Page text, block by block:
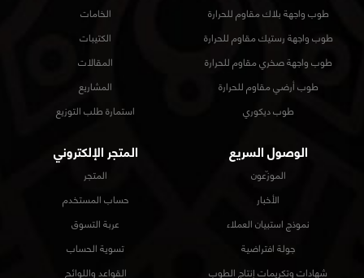
طوب واجهة بلاك مقاوم للحرارة
طوب واجهة رستيك مقاوم للحرارة
طوب واجهة صخري مقاوم للحرارة
طوب أرضي مقاوم للحرارة
طوب ديكوري
الخامات
الكتيبات
المقالات
المشاريع
استمارة طلب التوزيع
الوصول السريع
الموزّعون
الأخبار
نموذج استبيان العملاء
جولة افتراضية
شهادات وتكريمات إنتاج الطوب
المتجر الإلكتروني
المتجر
حساب المستخدم
عربة التسوق
تسوية الحساب
القواعد واللوائح